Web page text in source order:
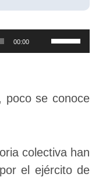
00:00
Utiliza
las
poco se conoce
colectiva han
el ejército de